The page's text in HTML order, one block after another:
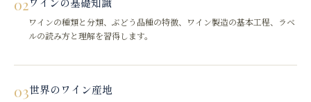
02
ワインの種類と分類、ぶどう品種の特徴、ワイン製造の基本工程、ラベ
ルの読み方と理解を習得します。
03世界のワイン産地